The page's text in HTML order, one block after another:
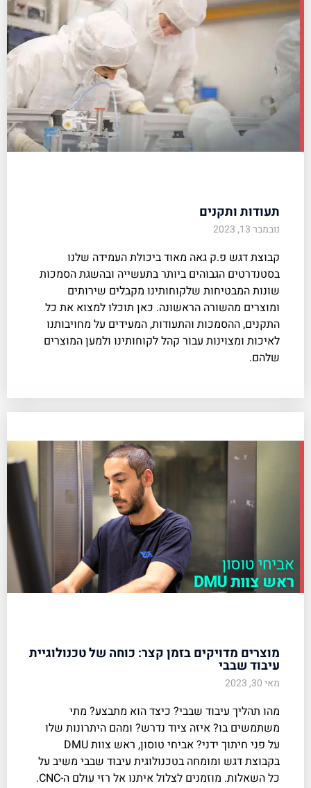
תעודות ותקנים
נובמבר 13, 2023
קבוצת דגש פ.ק גאה מאוד ביכולת העמידה שלנו
בסטנדרטים הגבוהים ביותר בתעשייה ובהשגת הסמכות
שונות המבטיחות שלקוחותינו מקבלים שירותים
ומוצרים מהשורה הראשונה. כאן תוכלו למצוא את כל
התקנים, ההסמכות והתעודות, המעידים על מחויבותנו
לאיכות ומצוינות עבור קהל לקוחותינו ולמען המוצרים
שלהם.
מוצרים מדויקים בזמן קצר: כוחה של טכנולוגיית
עיבוד שבבי
מאי 30, 2023
מהו תהליך עיבוד שבבי? כיצד הוא מתבצע? מתי
משתמשים בו? איזה ציוד נדרש? ומהם היתרונות שלו
על פני חיתוך ידני? אביחי טוסון, ראש צוות DMU
בקבוצת דגש ומומחה בטכנולוגית עיבוד שבבי משיב על
כל השאלות. מוזמנים לצלול איתנו אל רזי עולם ה-CNC.